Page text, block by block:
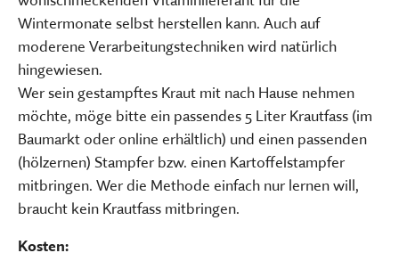
Wintermonate selbst herstellen kann. Auch auf
moderene Verarbeitungstechniken wird natürlich
hingewiesen.
Wer sein gestampftes Kraut mit nach Hause nehmen
möchte, möge bitte ein passendes 5 Liter Krautfass (im
Baumarkt oder online erhältlich) und einen passenden
(hölzernen) Stampfer bzw. einen Kartoffelstampfer
mitbringen. Wer die Methode einfach nur lernen will,
braucht kein Krautfass mitbringen.
Kosten: